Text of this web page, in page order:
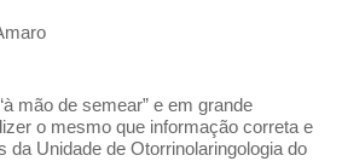
mão de semear” e em grande
o mesmo que informação correta e
da Unidade de Otorrinolaringologia do